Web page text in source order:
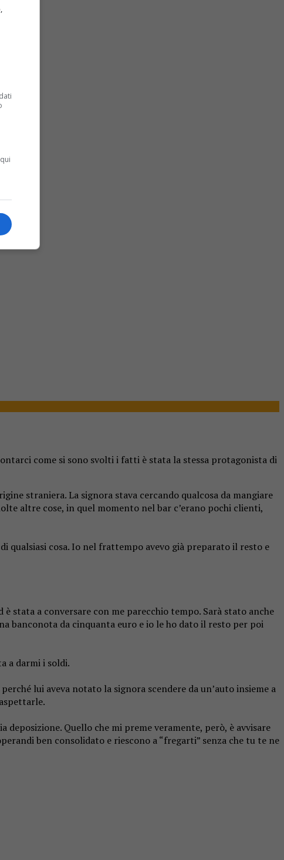
come si sono svolti i fatti è stata la stessa protagonista di
straniera. La signora stava cercando qualcosa da mangiare
altre cose, in quel momento nel bar c’erano pochi clienti,
qualsiasi cosa. Io nel frattempo avevo già preparato il resto e
stata a conversare con me parecchio tempo. Sarà stato anche
banconota da cinquanta euro e io le ho dato il resto per poi
a darmi i soldi.
lui aveva notato la signora scendere da un’auto insieme a
Quello che mi preme veramente, però, è avvisare
ben consolidato e riescono a “fregarti” senza che tu te ne